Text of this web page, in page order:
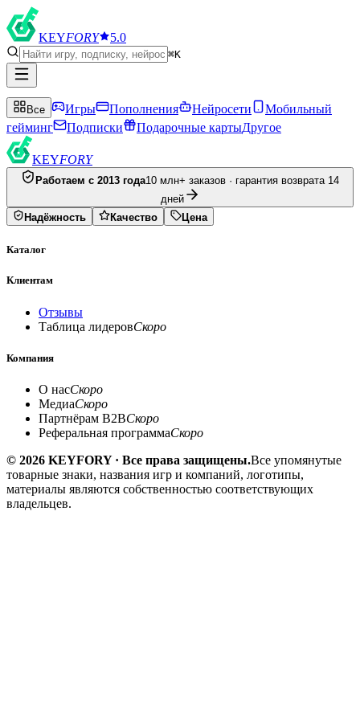
KEYFORY 5.0
⌘K
Все Игры Пополнения Нейросети
Мобильный
гейминг
Подписки Подарочные картыДругое
KEYFORY
Работаем с 2013 года10 млн+ заказов · гарантия возврата 14
дней
Надёжность
Качество Цена
Каталог
Клиентам
Отзывы
Таблица лидеровСкоро
Компания
О насСкоро
МедиаСкоро
Партнёрам B2BСкоро
Реферальная программаСкоро
© 2026 KEYFORY · Все права защищены.Все упомянутые
товарные знаки, названия игр и компаний, логотипы,
материалы являются собственностью соответствующих
владельцев.